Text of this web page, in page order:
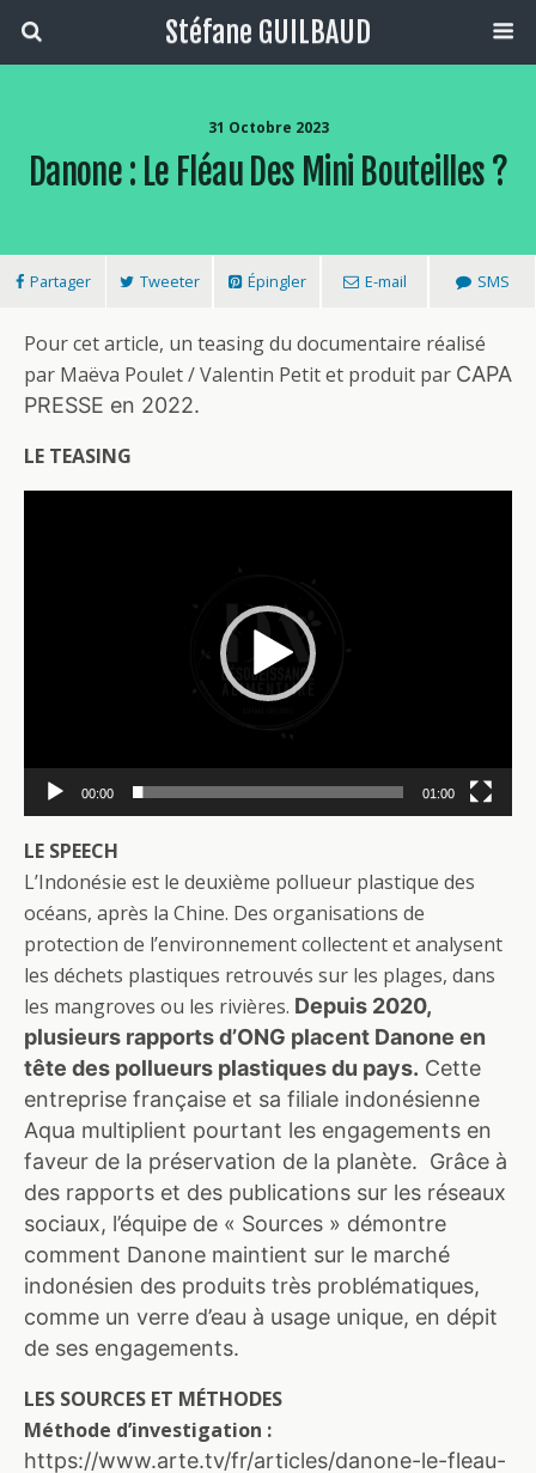
Stéfane GUILBAUD
31 Octobre 2023
Danone : Le Fléau Des Mini Bouteilles ?
Partager Tweeter Épingler E-mail SMS
Pour cet article, un teasing du documentaire réalisé
par Maëva Poulet / Valentin Petit et produit par CAPA
PRESSE en 2022.
LE TEASING
00:00 01:00
LE SPEECH
L’Indonésie est le deuxième pollueur plastique des
océans, après la Chine. Des organisations de
protection de l’environnement collectent et analysent
les déchets plastiques retrouvés sur les plages, dans
les mangroves ou les rivières. Depuis 2020,
plusieurs rapports d’ONG placent Danone en
tête des pollueurs plastiques du pays. Cette
entreprise française et sa filiale indonésienne
Aqua multiplient pourtant les engagements en
faveur de la préservation de la planète. Grâce à
des rapports et des publications sur les réseaux
sociaux, l’équipe de « Sources » démontre
comment Danone maintient sur le marché
indonésien des produits très problématiques,
comme un verre d’eau à usage unique, en dépit
de ses engagements.
LES SOURCES ET MÉTHODES
Méthode d’investigation :
https://www.arte.tv/fr/articles/danone-le-fleau-